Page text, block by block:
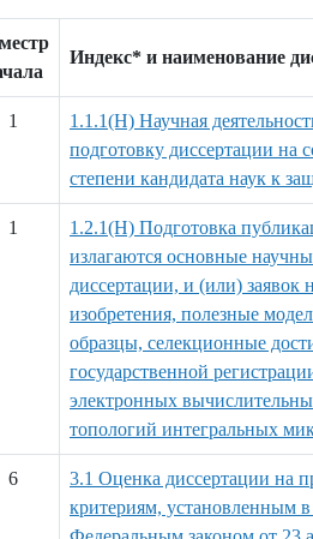
Индекс* и наименование
1
1.1.1(Н) Научная
подготовку диссертации на
степени кандидата наук к
1
1.2.1(Н) Подготовка
излагаются основные
диссертации, и (или) заявок
изобретения, полезные
образцы, селекционные
государственной
электронных
топологий интегральных
6
3.1 Оценка диссертации на
критериям, установленным в